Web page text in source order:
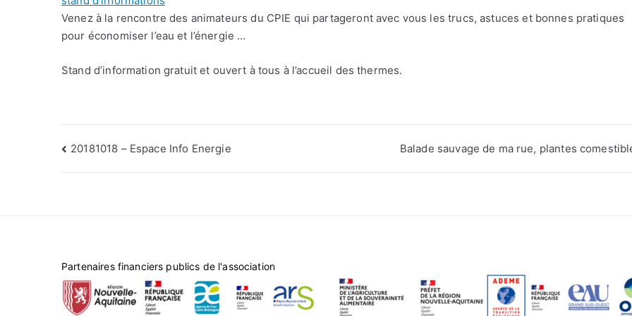
Venez à la rencontre des animateurs du CPIE qui partageront avec vous les trucs, astuces et bonnes pratiques
pour économiser l’eau et l’énergie …
Stand d’information gratuit et ouvert à tous à l’accueil des thermes.
Navigation
20181018 – Espace Info Energie Balade sauvage de ma rue, plantes
Partenaires financiers publics de l'association